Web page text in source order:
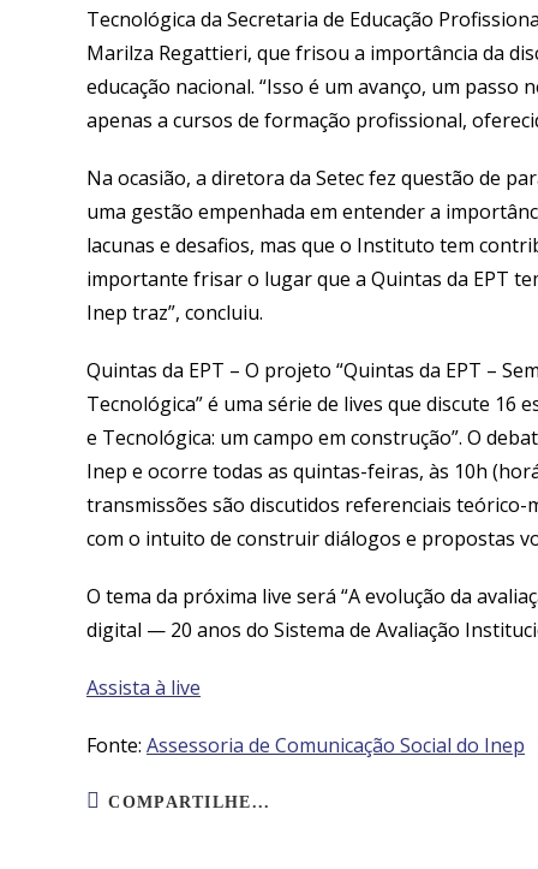
Tecnológica da Secretaria de Educação
Marilza Regattieri, que frisou a importância da
educação nacional. “Isso é um avanço, um
apenas a cursos de formação profissional,
Na ocasião, a diretora da Setec fez questão de
uma gestão empenhada em entender a
lacunas e desafios, mas que o Instituto tem
importante frisar o lugar que a Quintas da EPT
Inep traz”, concluiu.
Quintas da EPT – O projeto “Quintas da EPT –
Tecnológica” é uma série de lives que discute 16
e Tecnológica: um campo em construção”. O
Inep e ocorre todas as quintas-feiras, às 10h
transmissões são discutidos referenciais teórico-
com o intuito de construir diálogos e propostas
O tema da próxima live será “A evolução da
digital — 20 anos do Sistema de Avaliação
Assista à live
Fonte: Assessoria de Comunicação Social do Inep
COMPARTILHE...